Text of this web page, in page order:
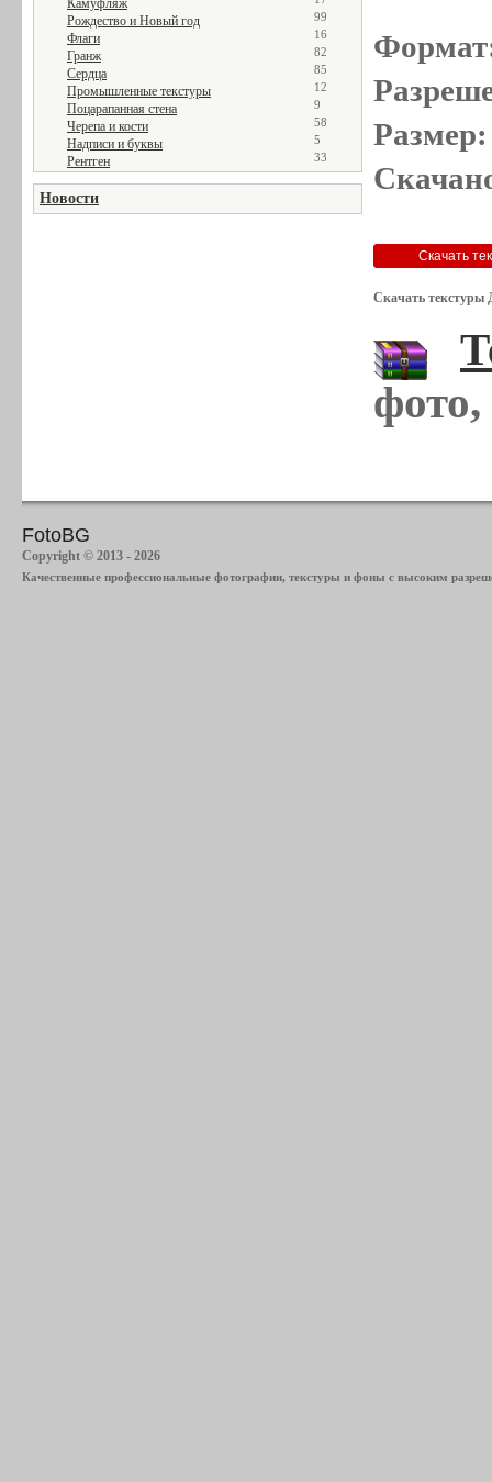
Камуфляж
Рождество и Новый год 99
Флаги 16
Гранж 82
Сердца 85
Промышленные текстуры 12
Поцарапанная стена 9
Черепа и кости 58
Надписи и буквы 5
Рентген 33
Новости
Скачать
FotoBG
Copyright © 2013 - 2026
Качественные профессиональные фотографии, текстуры и фоны с высоким